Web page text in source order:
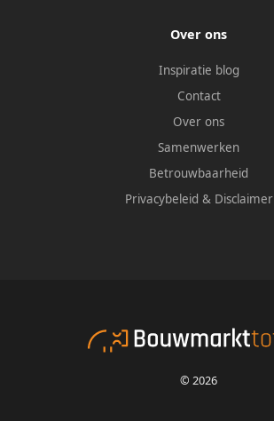
Over ons
Inspiratie blog
Contact
Over ons
Samenwerken
Betrouwbaarheid
Privacybeleid & Disclaimer
© 2026